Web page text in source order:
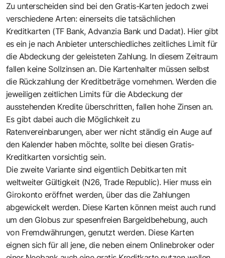
Zu unterscheiden sind bei den Gratis-Karten jedoch zwei
verschiedene Arten: einerseits die tatsächlichen
Kreditkarten (TF Bank, Advanzia Bank und Dadat). Hier gibt
es ein je nach Anbieter unterschiedliches zeitliches Limit für
die Abdeckung der geleisteten Zahlung. In diesem Zeitraum
fallen keine Sollzinsen an. Die Kartenhalter müssen selbst
die Rückzahlung der Kreditbeträge vornehmen. Werden die
jeweiligen zeitlichen Limits für die Abdeckung der
ausstehenden Kredite überschritten, fallen hohe Zinsen an.
Es gibt dabei auch die Möglichkeit zu
Ratenvereinbarungen, aber wer nicht ständig ein Auge auf
den Kalender haben möchte, sollte bei diesen Gratis-
Kreditkarten vorsichtig sein.
Die zweite Variante sind eigentlich Debitkarten mit
weltweiter Gültigkeit (N26, Trade Republic). Hier muss ein
Girokonto eröffnet werden, über das die Zahlungen
abgewickelt werden. Diese Karten können meist auch rund
um den Globus zur spesenfreien Bargeldbehebung, auch
von Fremdwährungen, genutzt werden. Diese Karten
eignen sich für all jene, die neben einem Onlinebroker oder